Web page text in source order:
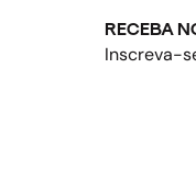
RECEBA
Inscreva-